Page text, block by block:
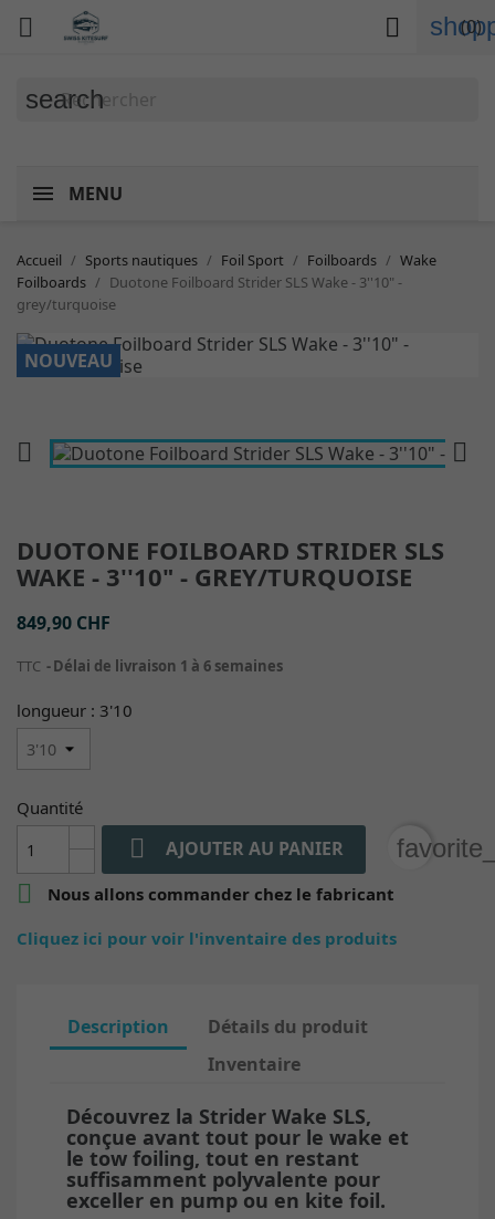
 (0)

search
MENU
Accueil Sports nautiques Foil Sport Foilboards
Wake
Foilboards
Duotone Foilboard Strider SLS Wake - 3''10" -
grey/turquoise
NOUVEAU
 
DUOTONE FOILBOARD STRIDER SLS
WAKE - 3''10" - GREY/TURQUOISE
849,90 CHF
TTC Délai de livraison 1 à 6 semaines
longueur : 3'10
Quantité
 AJOUTER AU PANIER

Nous allons commander chez le fabricant
Cliquez ici pour voir l'inventaire des produits
Description
Détails du produit
Inventaire
Découvrez la Strider Wake SLS,
conçue avant tout pour le wake et
le tow foiling, tout en restant
suffisamment polyvalente pour
exceller en pump ou en kite foil.